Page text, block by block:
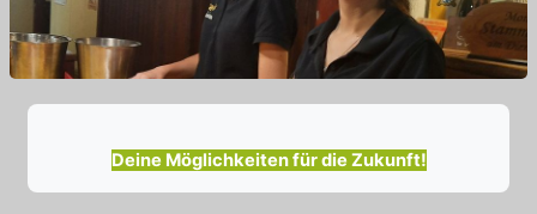
Deine Möglichkeiten für die Zukunft!